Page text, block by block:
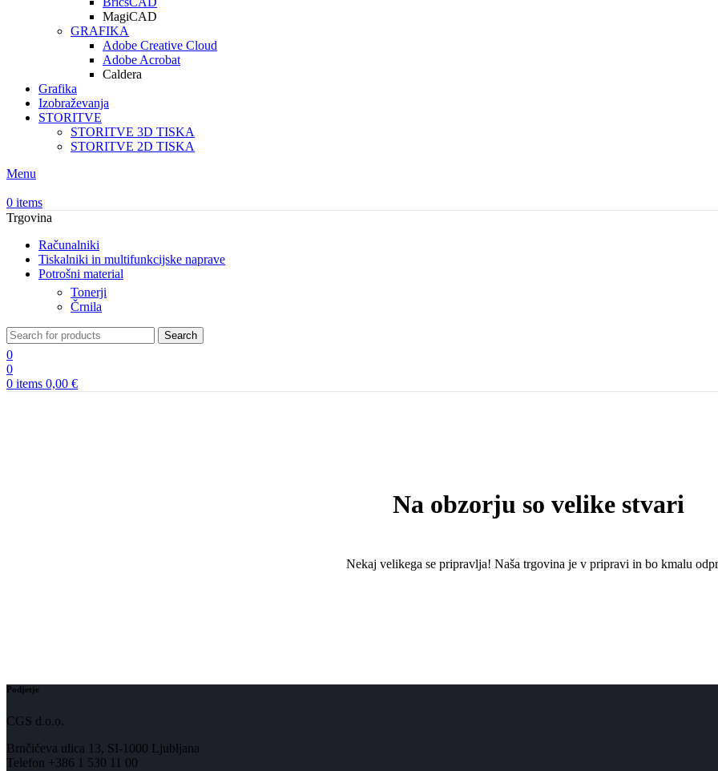
MagiCAD
GRAFIKA
Adobe Creative Cloud
Adobe Acrobat
Caldera
Grafika
Izobraževanja
STORITVE
STORITVE 3D TISKA
STORITVE 2D TISKA
Menu
0 items
Trgovina
Računalniki
Tiskalniki in multifunkcijske naprave
Potrošni material
Tonerji
Črnila
Search
0
0
0 items 0,00 €
Na obzorju so velike stvari
Nekaj ​​velikega se pripravlja! Naša trgovina je v pripravi in ​​bo kmalu
Podjetje
CGS d.o.o.
Brnčičeva ulica 13, SI-1000 Ljubljana
Telefon +386 1 530 11 00